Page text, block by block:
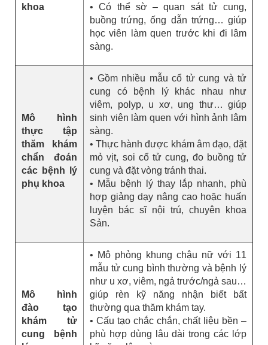
khoa
• Có thể sờ – quan sát tử cung,
buồng trứng, ống dẫn trứng… giúp
học viên làm quen trước khi đi lâm
sàng.
Mô hình
thực tập
thăm khám
chẩn đoán
các bệnh lý
phụ khoa
• Gồm nhiều mẫu cổ tử cung và tử
cung có bệnh lý khác nhau như
viêm, polyp, u xơ, ung thư… giúp
sinh viên làm quen với hình ảnh lâm
sàng.
• Thực hành được khám âm đạo, đặt
mỏ vịt, soi cổ tử cung, đo buồng tử
cung và đặt vòng tránh thai.
• Mẫu bệnh lý thay lắp nhanh, phù
hợp giảng dạy nâng cao hoặc huấn
luyện bác sĩ nội trú, chuyên khoa
Sản.
Mô hình
đào tạo
khám tử
cung bệnh
• Mô phỏng khung chậu nữ với 11
mẫu tử cung bình thường và bệnh lý
như u xơ, viêm, ngả trước/ngả sau…
giúp rèn kỹ năng nhận biết bất
thường qua thăm khám tay.
• Cấu tạo chắc chắn, chất liệu bền –
phù hợp dùng lâu dài trong các lớp